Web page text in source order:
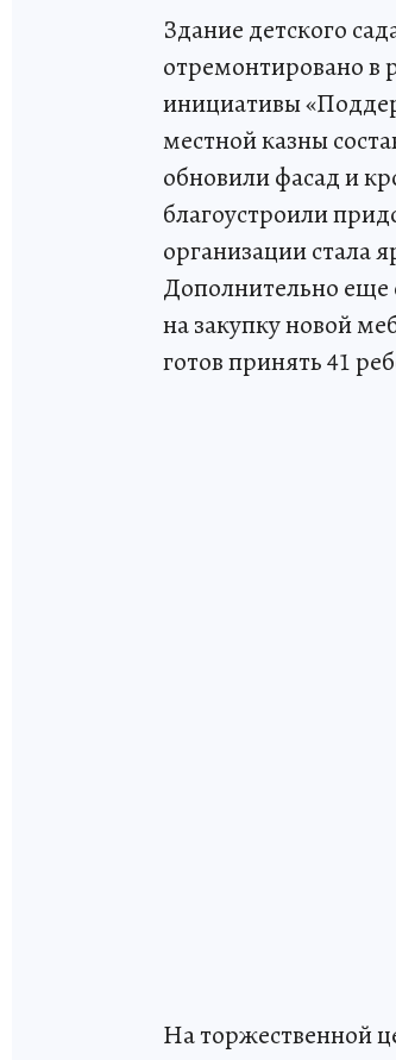
Здание детского
отремонтировано в
инициативы
местной казны
обновили фасад и
благоустроили
организации стала
Дополнительно еще
на закупку новой
готов принять 41
На торжественной